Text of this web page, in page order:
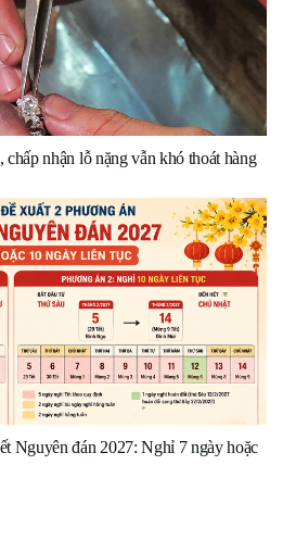
nhận lỗ nặng vẫn khó thoát hàng
Nguyên đán 2027: Nghỉ 7 ngày hoặc